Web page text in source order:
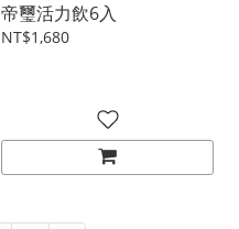
帝璽活力飲6入
NT$1,680